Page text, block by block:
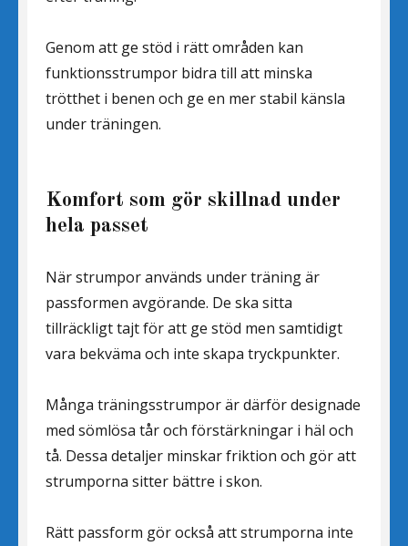
Genom att ge stöd i rätt områden kan
funktionsstrumpor bidra till att minska
trötthet i benen och ge en mer stabil känsla
under träningen.
Komfort som gör skillnad under
hela passet
När strumpor används under träning är
passformen avgörande. De ska sitta
tillräckligt tajt för att ge stöd men samtidigt
vara bekväma och inte skapa tryckpunkter.
Många träningsstrumpor är därför designade
med sömlösa tår och förstärkningar i häl och
tå. Dessa detaljer minskar friktion och gör att
strumporna sitter bättre i skon.
Rätt passform gör också att strumporna inte